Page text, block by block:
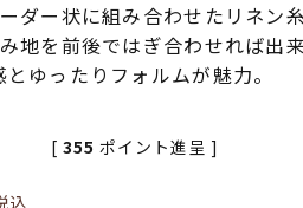
ダー状に組み合わせたリネン
地を前後ではぎ合わせれば出来
ゆったりフォルムが魅力。
込
[ 355 ポイント進呈 ]